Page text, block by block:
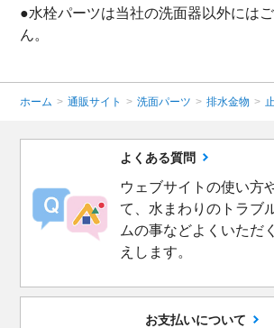
●水栓パーツは当社の洗面器以外には
ん。
ホーム > 通販サイト > 洗面パーツ > 排水金物 >
よくある質問
ウェブサイトの使い方
て、水まわりのトラブ
ムの事などよくいただ
えします。
お支払いについて